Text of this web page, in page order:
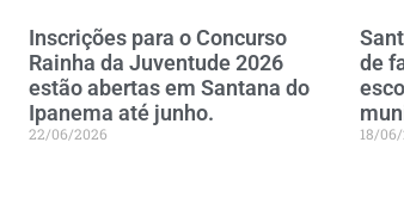
Inscrições para o Concurso
Rainha da Juventude 2026
estão abertas em Santana do
Ipanema até junho.
22/06/2026
de
18/